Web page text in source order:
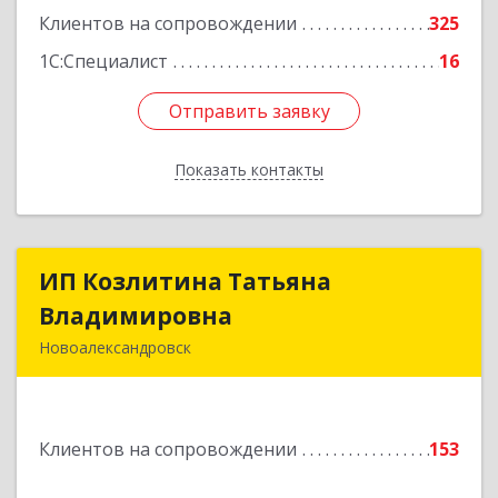
Клиентов на сопровождении
325
1С:Специалист
16
Отправить заявку
Показать контакты
Отправить заявку
Назад
ИП Козлитина Татьяна
Владимировна
Новоалександровск
Клиентов на сопровождении 153
ИП Козлитина Татьяна
Подробнее